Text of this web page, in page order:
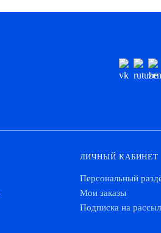
ЛИЧНЫЙ КАБИНЕТ
Персональный
Мои заказы
Подписка на